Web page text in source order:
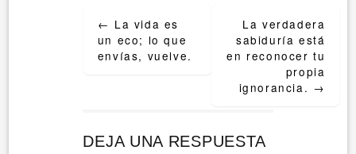
navigation
← La vida es
un eco; lo que
envías, vuelve.
La verdadera
sabiduría está
en reconocer tu
propia
ignorancia. →
DEJA UNA RESPUESTA